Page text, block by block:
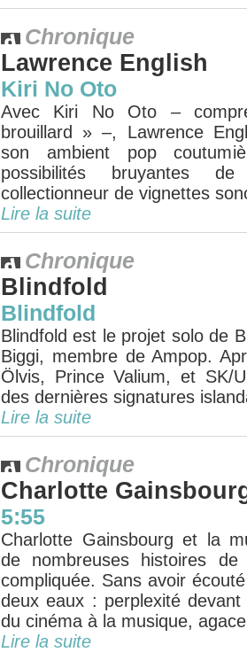
Chronique
Lawrence English
Kiri No Oto
Avec Kiri No Oto –
brouillard » –, Lawrence
son ambient pop
possibilités bruyantes
collectionneur de vignettes
Lire la suite
Chronique
Blindfold
Blindfold
Blindfold est le projet solo de
Biggi, membre de Ampop.
Ölvis, Prince Valium, et SK/
des dernières signatures
Lire la suite
Chronique
Charlotte
5:55
Charlotte Gainsbourg et la
de nombreuses histoires
compliquée. Sans avoir
deux eaux : perplexité
du cinéma à la musique,
Lire la suite